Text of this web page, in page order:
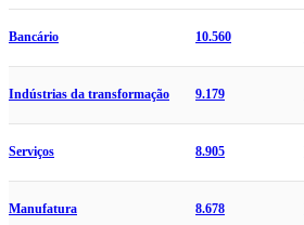
Bancário 10.560
Indústrias da transformação 9.179
Serviços 8.905
Manufatura 8.678